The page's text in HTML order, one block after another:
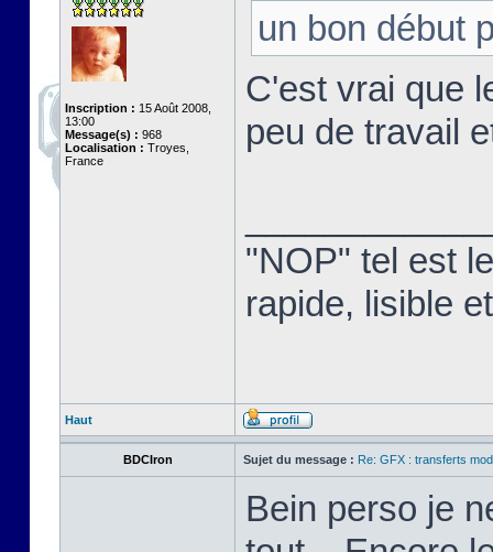
Inscription : 15 Août 2008,
13:00
Message(s) : 968
Localisation : Troyes,
France
un bon début
C'est vrai que
peu de travail
"NOP" tel est
rapide, lisible
Haut
BDCIron Sujet du message : Re: GFX : transferts
Bein perso je